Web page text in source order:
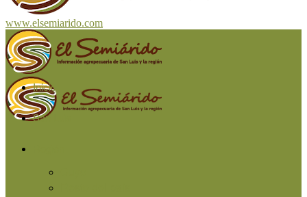
www.elsemiarido.com
Inicio
San Luis